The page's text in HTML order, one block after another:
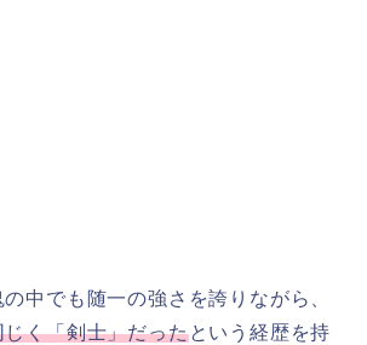
の中でも随一の強さを誇りながら、
く「剣士」だったという経歴を持